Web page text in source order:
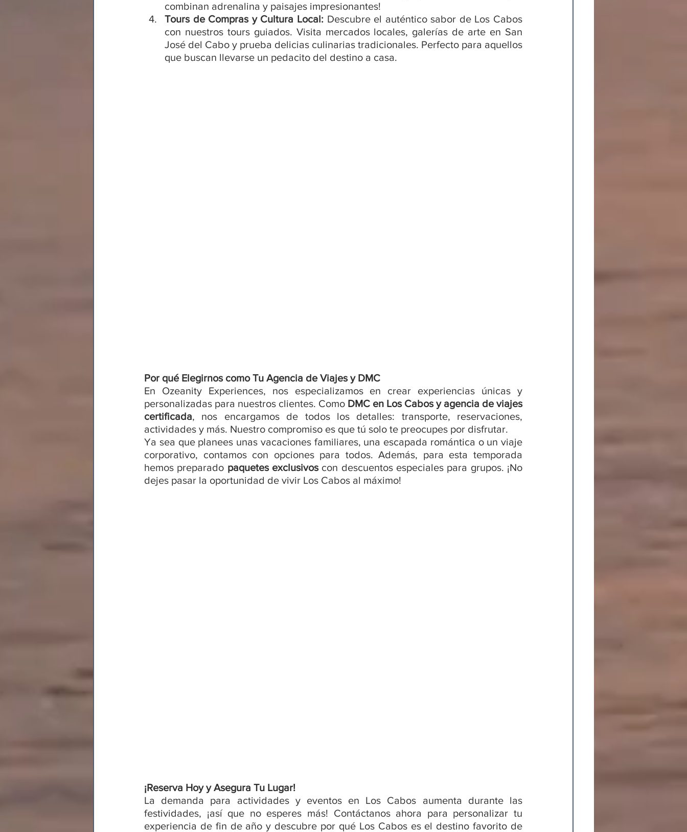
combinan adrenalina y paisajes impresionantes!
Tours de Compras y Cultura Local: Descubre el auténtico sabor de Los Cabos
con nuestros tours guiados. Visita mercados locales, galerías de arte en San
José del Cabo y prueba delicias culinarias tradicionales. Perfecto para aquellos
que buscan llevarse un pedacito del destino a casa.
Por qué Elegirnos como Tu Agencia de Viajes y DMC
En Ozeanity Experiences, nos especializamos en crear experiencias únicas y
personalizadas para nuestros clientes. Como DMC en Los Cabos y agencia de viajes
certificada, nos encargamos de todos los detalles: transporte, reservaciones,
actividades y más. Nuestro compromiso es que tú solo te preocupes por disfrutar.
Ya sea que planees unas vacaciones familiares, una escapada romántica o un viaje
corporativo, contamos con opciones para todos. Además, para esta temporada
hemos preparado paquetes exclusivos con descuentos especiales para grupos. ¡No
dejes pasar la oportunidad de vivir Los Cabos al máximo!
¡Reserva Hoy y Asegura Tu Lugar!
La demanda para actividades y eventos en Los Cabos aumenta durante las
festividades, ¡así que no esperes más! Contáctanos ahora para personalizar tu
experiencia de fin de año y descubre por qué Los Cabos es el destino favorito de